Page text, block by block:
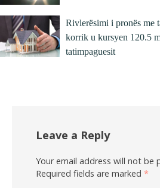
Rivlerësimi i pronës me
korrik u kursyen 120.5
tatimpaguesit
Leave a Reply
Your email address will not be
Required fields are marked *